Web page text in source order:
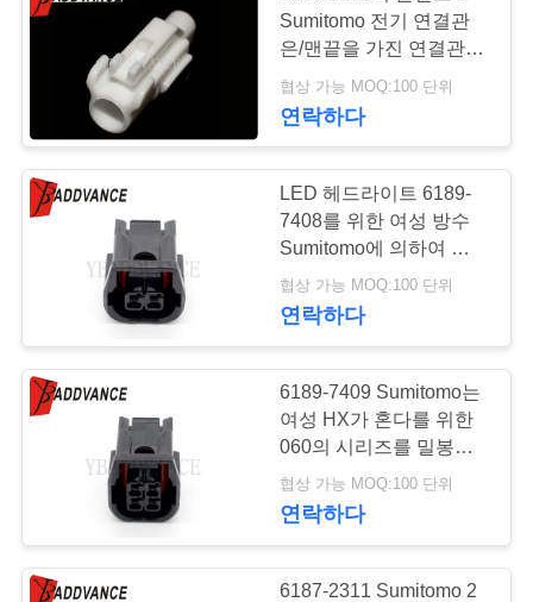
락
주
세
인
용
요
Sumitomo 전기 연결관
은/맨끝을 가진 연결관을
밀봉했습니다
협상 가능 MOQ:100 단위
연락하다
LED 헤드라이트 6189-
7408를 위한 여성 방수
Sumitomo에 의하여 밀봉
되는 연결관
협상 가능 MOQ:100 단위
연락하다
6189-7409 Sumitomo는
여성 HX가 혼다를 위한
060의 시리즈를 밀봉한
연결관 4 구멍을 밀봉했
습니다
협상 가능 MOQ:100 단위
연락하다
6187-2311 Sumitomo 2